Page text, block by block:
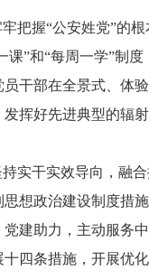
把握“公安姓党”的
课”和“每周一学”制
干部在全景式、体
挥好先进典型的辐
实干实效导向，融
想政治建设制度措
建助力，主动服务
四条措施，开展优